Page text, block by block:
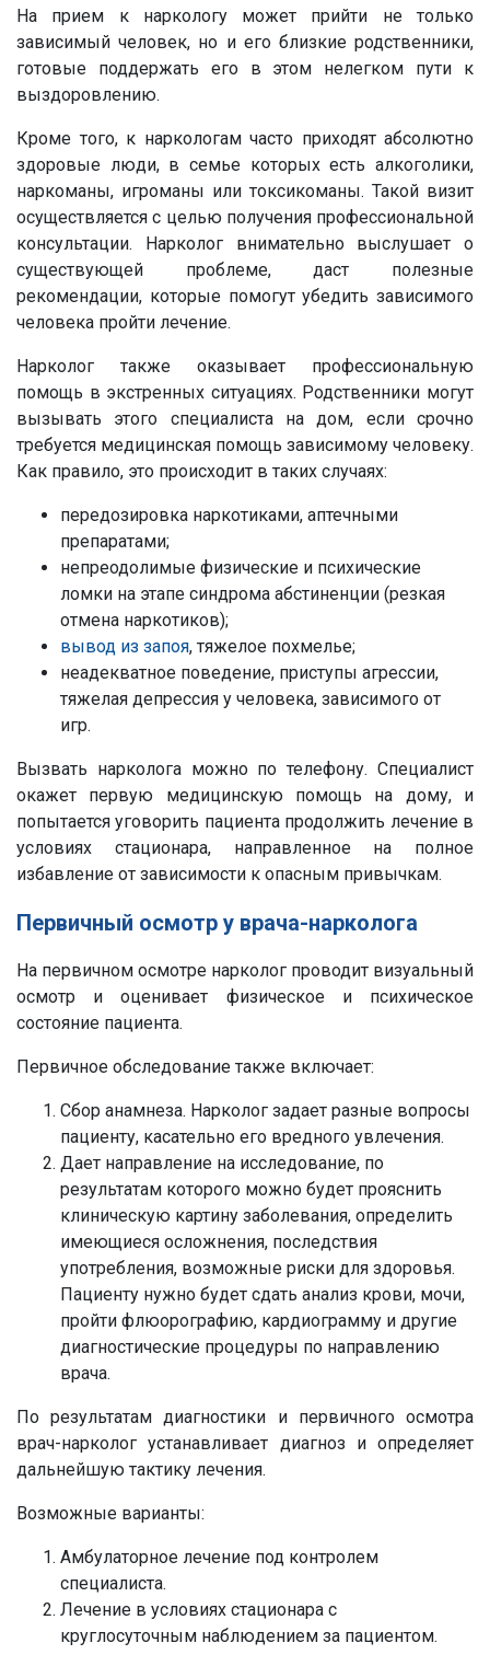
На прием к наркологу может прийти не только
зависимый человек, но и его близкие родственники,
готовые поддержать его в этом нелегком пути к
выздоровлению.
Кроме того, к наркологам часто приходят абсолютно
здоровые люди, в семье которых есть алкоголики,
наркоманы, игроманы или токсикоманы. Такой визит
осуществляется с целью получения профессиональной
консультации. Нарколог внимательно выслушает о
существующей проблеме, даст полезные
рекомендации, которые помогут убедить зависимого
человека пройти лечение.
Нарколог также оказывает профессиональную
помощь в экстренных ситуациях. Родственники могут
вызывать этого специалиста на дом, если срочно
требуется медицинская помощь зависимому человеку.
Как правило, это происходит в таких случаях:
передозировка наркотиками, аптечными
препаратами;
непреодолимые физические и психические
ломки на этапе синдрома абстиненции (резкая
отмена наркотиков);
вывод из запоя, тяжелое похмелье;
неадекватное поведение, приступы агрессии,
тяжелая депрессия у человека, зависимого от
игр.
Вызвать нарколога можно по телефону. Специалист
окажет первую медицинскую помощь на дому, и
попытается уговорить пациента продолжить лечение в
условиях стационара, направленное на полное
избавление от зависимости к опасным привычкам.
Первичный осмотр у врача-нарколога
На первичном осмотре нарколог проводит визуальный
осмотр и оценивает физическое и психическое
состояние пациента.
Первичное обследование также включает:
Сбор анамнеза. Нарколог задает разные вопросы
пациенту, касательно его вредного увлечения.
Дает направление на исследование, по
результатам которого можно будет прояснить
клиническую картину заболевания, определить
имеющиеся осложнения, последствия
употребления, возможные риски для здоровья.
Пациенту нужно будет сдать анализ крови, мочи,
пройти флюорографию, кардиограмму и другие
диагностические процедуры по направлению
врача.
По результатам диагностики и первичного осмотра
врач-нарколог устанавливает диагноз и определяет
дальнейшую тактику лечения.
Возможные варианты:
Амбулаторное лечение под контролем
специалиста.
Лечение в условиях стационара с
круглосуточным наблюдением за пациентом.